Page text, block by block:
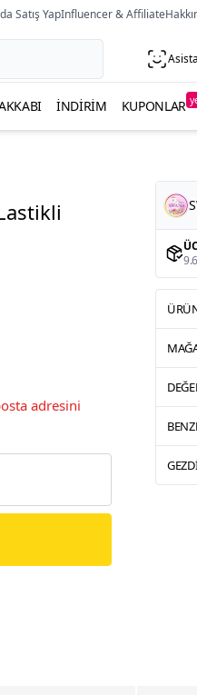
Satış YapInfluencer & Affiliate
İNDIRIM KUPONLAR
adresini